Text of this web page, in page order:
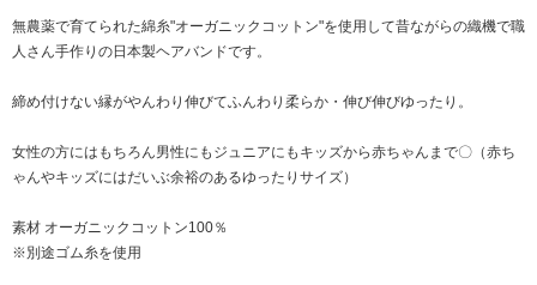
無農薬で育てられた綿糸"オーガニックコットン"を使用して昔ながらの織機で職
人さん手作りの日本製ヘアバンドです。
締め付けない縁がやんわり伸びてふんわり柔らか・伸び伸びゆったり。
女性の方にはもちろん男性にもジュニアにもキッズから赤ちゃんまで〇（赤ち
ゃんやキッズにはだいぶ余裕のあるゆったりサイズ）
素材 オーガニックコットン100％
※別途ゴム糸を使用